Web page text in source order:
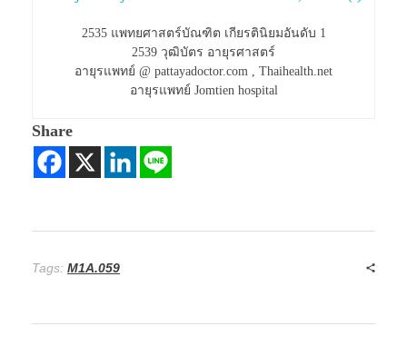
2535 แพทยศาสตร์บัณฑิต เกียรตินิยมอันดับ 1
2539 วุฒิบัตร อายุรศาสตร์
อายุรแพทย์ @ pattayadoctor.com , Thaihealth.net
อายุรแพทย์ Jomtien hospital
Share
Tags: M1A.059